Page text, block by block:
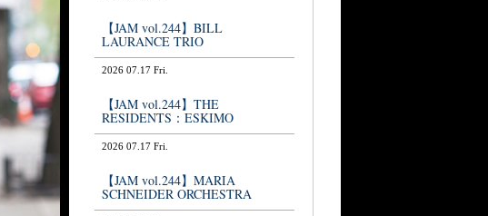
【JAM vol.244】BILL
LAURANCE TRIO
2026 07.17 Fri.
【JAM vol.244】THE
RESIDENTS：ESKIMO
2026 07.17 Fri.
【JAM vol.244】MARIA
SCHNEIDER ORCHESTRA